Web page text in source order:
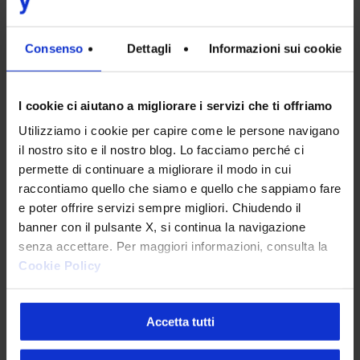
Consenso Dettagli Informazioni sui cookie
I cookie ci aiutano a migliorare i servizi che ti offriamo
Utilizziamo i cookie per capire come le persone navigano
il nostro sito e il nostro blog. Lo facciamo perché ci
permette di continuare a migliorare il modo in cui
raccontiamo quello che siamo e quello che sappiamo fare
e poter offrire servizi sempre migliori. Chiudendo il
banner con il pulsante X, si continua la navigazione
senza accettare. Per maggiori informazioni, consulta la
Cookie Policy
Accetta tutti
INTESYS pone il cliente al centro del
progettazione e di sviluppo software e
l’organizzazione dei nostri servizi e del
nostro supporto sono orientate alla
soddisfazione del cliente.
Ogni azienda è fatta di persone, con la
propria storia, le proprie caratteristiche,